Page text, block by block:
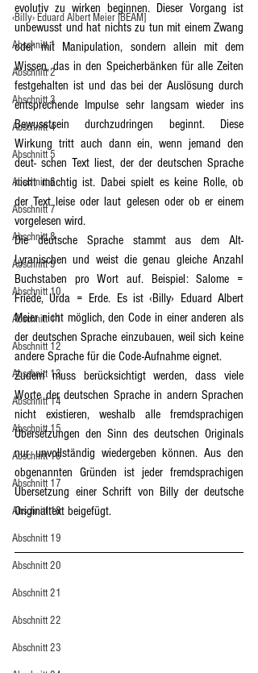
‹Billy› Eduard Albert Meier [BEAM]
Abschnitt 1
Abschnitt 2
Abschnitt 3
Abschnitt 4
Abschnitt 5
Abschnitt 6
Abschnitt 7
Abschnitt 8
Abschnitt 9
Abschnitt 10
Abschnitt 11
Abschnitt 12
Abschnitt 13
Abschnitt 14
Abschnitt 15
Abschnitt 16
Abschnitt 17
Abschnitt 18
Abschnitt 19
Abschnitt 20
Abschnitt 21
Abschnitt 22
Abschnitt 23
evolutiv zu wirken beginnen. Dieser Vorgang ist
unbewusst und hat nichts zu tun mit einem Zwang
oder mit Manipulation, sondern allein mit dem
Wissen, das in den Speicherbänken für alle Zeiten
festgehalten ist und das bei der Auslösung durch
entsprechende Impulse sehr langsam wieder ins
Bewusstsein durchzudringen beginnt. Diese
Wirkung tritt auch dann ein, wenn jemand den
deut- schen Text liest, der der deutschen Sprache
nicht mächtig ist. Dabei spielt es keine Rolle, ob
der Text leise oder laut gelesen oder ob er einem
vorgelesen wird.
Die deutsche Sprache stammt aus dem Alt-
Lyranischen und weist die genau gleiche Anzahl
Buchstaben pro Wort auf. Beispiel: Salome =
Friede, Urda = Erde. Es ist ‹Billy› Eduard Albert
Meier nicht möglich, den Code in einer anderen als
der deutschen Sprache einzubauen, weil sich keine
andere Sprache für die Code-Aufnahme eignet.
Zudem muss berücksichtigt werden, dass viele
Worte der deutschen Sprache in andern Sprachen
nicht existieren, weshalb alle fremdsprachigen
Übersetzungen den Sinn des deutschen Originals
nur unvollständig wiedergeben können. Aus den
obgenannten Gründen ist jeder fremdsprachigen
Übersetzung einer Schrift von Billy der deutsche
Originaltext beigefügt.